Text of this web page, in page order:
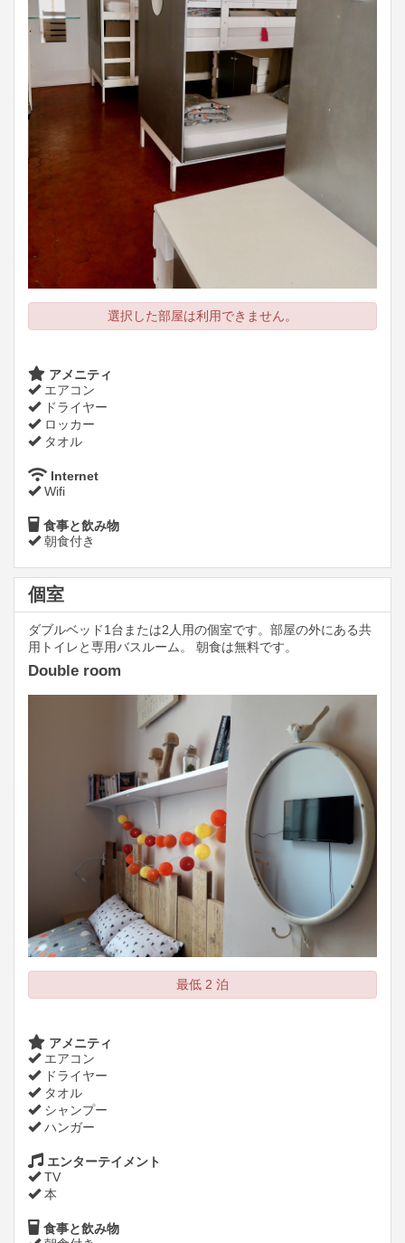
選択した部屋は利用できません。
アメニティ
エアコン
ドライヤー
ロッカー
タオル
Internet
Wifi
食事と飲み物
朝食付き
個室
ダブルベッド1台または2人用の個室です。部屋の外にある共
用トイレと専用バスルーム。 朝食は無料です。
Double room
最低 2 泊
アメニティ
エアコン
ドライヤー
タオル
シャンプー
ハンガー
エンターテイメント
TV
本
食事と飲み物